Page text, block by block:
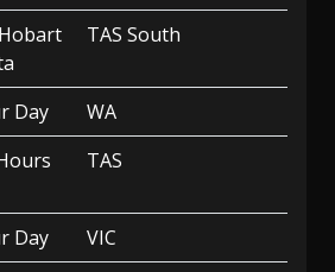
TAS South
Day
WA
TAS
Day
VIC